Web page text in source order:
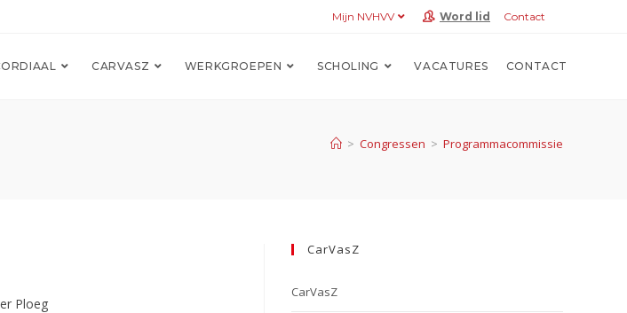
Mijn NVHVV Word lid Contact
CARVASZ WERKGROEPEN SCHOLING VACATURES CONTACT
> Congressen > Programmacommissie
Ploeg
CarVasZ
CarVasZ